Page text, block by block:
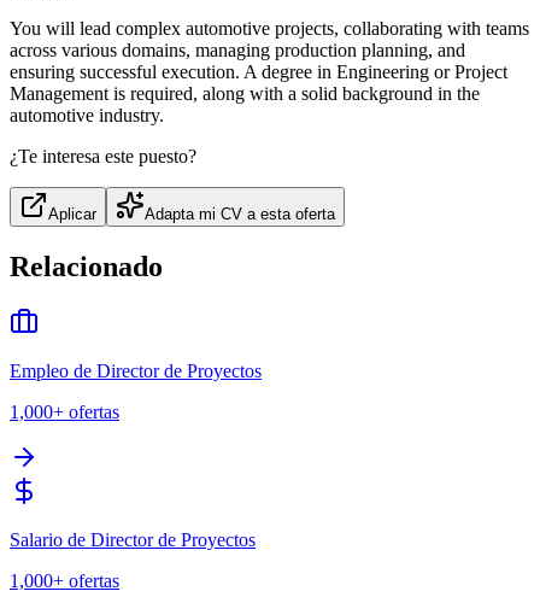
You will lead complex automotive projects, collaborating with teams
across various domains, managing production planning, and
ensuring successful execution. A degree in Engineering or Project
Management is required, along with a solid background in the
automotive industry.
¿Te interesa este puesto?
Aplicar Adapta mi CV a esta oferta
Relacionado
Empleo de Director de Proyectos
1,000+ ofertas
Salario de Director de Proyectos
1,000+ ofertas